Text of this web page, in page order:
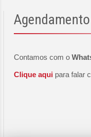
Agendamento
Contamos com o
Clique aqui para falar